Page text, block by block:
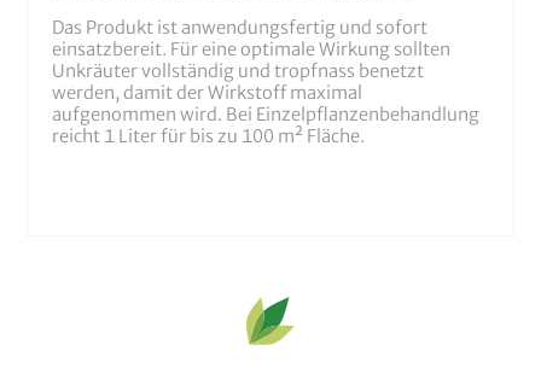
Das Produkt ist anwendungsfertig und sofort
einsatzbereit. Für eine optimale Wirkung sollten
Unkräuter vollständig und tropfnass benetzt
werden, damit der Wirkstoff maximal
aufgenommen wird. Bei Einzelpflanzenbehandlung
reicht 1 Liter für bis zu 100 m² Fläche.